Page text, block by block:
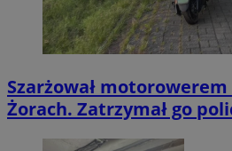
Szarżował
Żorach. Zatrzymał go